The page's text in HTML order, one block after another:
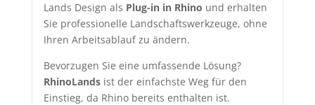
Lands Design als Plug-in in Rhino und erhalten
Sie professionelle Landschaftswerkzeuge, ohne
Ihren Arbeitsablauf zu ändern.
Bevorzugen Sie eine umfassende Lösung?
RhinoLandsist der einfachste Weg für den
Einstieg, da Rhino bereits enthalten ist.